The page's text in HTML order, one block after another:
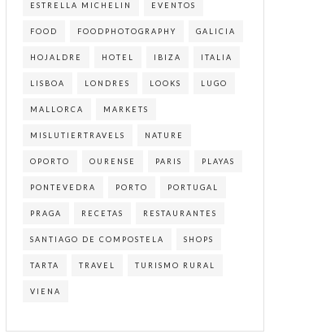
ESTRELLA MICHELIN EVENTOS
FOOD FOODPHOTOGRAPHY GALICIA
HOJALDRE HOTEL IBIZA ITALIA
LISBOA LONDRES LOOKS LUGO
MALLORCA MARKETS
MISLUTIERTRAVELS NATURE
OPORTO OURENSE PARIS PLAYAS
PONTEVEDRA PORTO PORTUGAL
PRAGA RECETAS RESTAURANTES
SANTIAGO DE COMPOSTELA SHOPS
TARTA TRAVEL TURISMO RURAL
VIENA